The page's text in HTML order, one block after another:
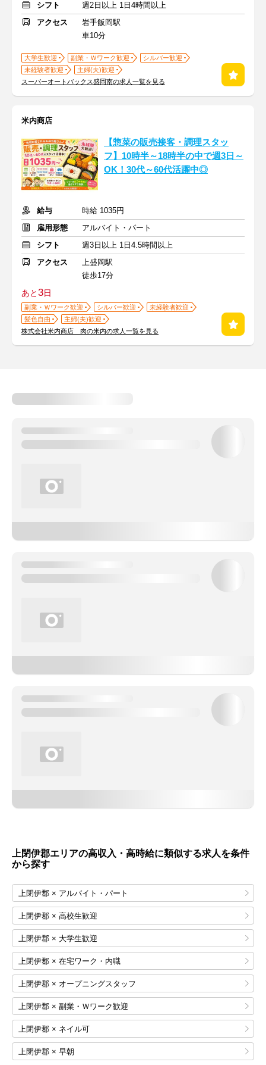
シフト
週2日以上 1日4時間以上
アクセス
岩手飯岡駅
車10分
大学生歓迎 副業・Ｗワーク歓迎
シルバー歓迎
未経験者歓迎
主婦(夫)歓迎
スーパーオートバックス盛岡南の求人一覧を見る
米内商店
【惣菜の販売接客・調理スタッ
フ】10時半～18時半の中で週3日～
OK！30代～60代活躍中◎
給与
時給 1035円
雇用形態
アルバイト・パート
シフト
週3日以上 1日4.5時間以上
アクセス
上盛岡駅
徒歩17分
あと3日
副業・Ｗワーク歓迎 シルバー歓迎
未経験者歓迎
髪色自由
主婦(夫)歓迎
株式会社米内商店 肉の米内の求人一覧を見る
上閉伊郡エリアの高収入・高時給に類似する求人を条件
から探す
上閉伊郡 × アルバイト・パート
上閉伊郡 × 高校生歓迎
上閉伊郡 × 大学生歓迎
上閉伊郡 × 在宅ワーク・内職
上閉伊郡 × オープニングスタッフ
上閉伊郡 × 副業・Ｗワーク歓迎
上閉伊郡 × ネイル可
上閉伊郡 × 早朝